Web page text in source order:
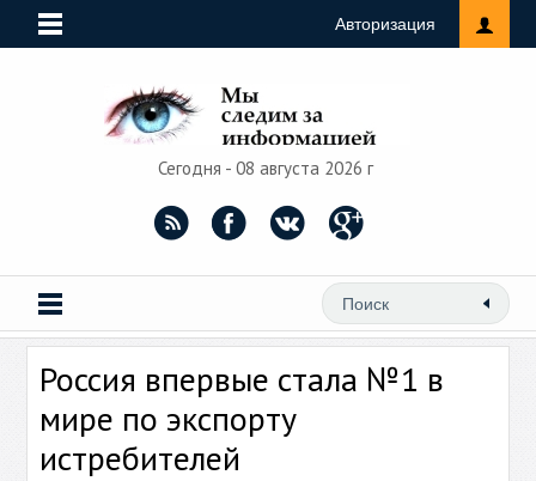
Авторизация
Сегодня - 08 августа 2026 г
Россия впервые стала №1 в
мире по экспорту
истребителей